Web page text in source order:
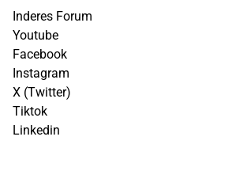
Inderes Forum
Youtube
Facebook
Instagram
X (Twitter)
Tiktok
Linkedin